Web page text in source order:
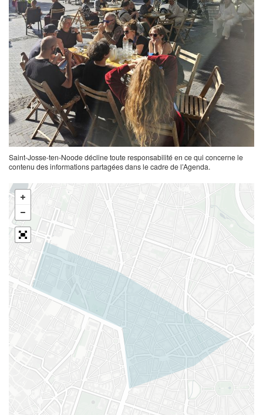
Saint-Josse-ten-Noode décline toute responsabilité en ce qui concerne le
contenu des informations partagées dans le cadre de l’Agenda.